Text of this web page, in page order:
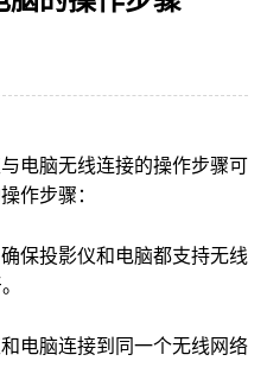
电脑无线连接的操作步骤可
作步骤：
保投影仪和电脑都支持无线
电脑连接到同一个无线网络